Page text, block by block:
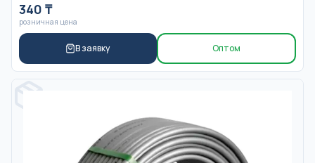
340 ₸
розничная цена
В заявку Оптом